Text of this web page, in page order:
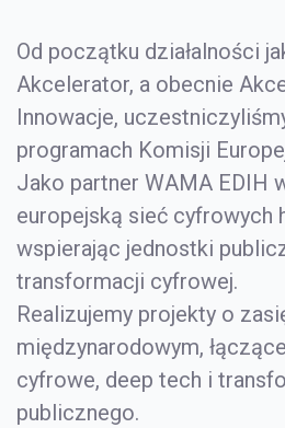
Od początku działalności
Akcelerator, a obecnie
Innowacje,
programach Komisji
Jako partner WAMA EDIH
europejską sieć cyfrowych
wspierając jednostki
transformacji cyfrowej.
Realizujemy projekty o
międzynarodowym,
cyfrowe, deep tech i
publicznego.